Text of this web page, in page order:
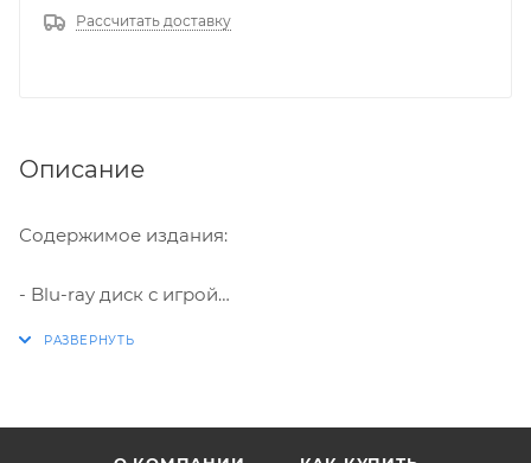
Рассчитать доставку
Описание
Содержимое издания:
- Blu-ray диск с игрой